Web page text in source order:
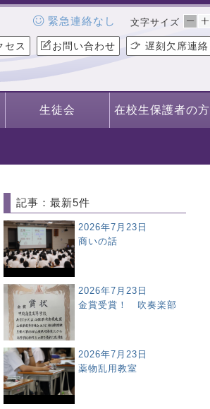
文字サイズ
セス お問い合わせ 遅刻欠席連絡
緊急連絡なし
生徒会 在校生保護者の方
記事：最新5件
2026年7月23日
商いの話
2026年7月23日
金賞受賞！ 吹奏楽部
2026年7月23日
薬物乱用教室